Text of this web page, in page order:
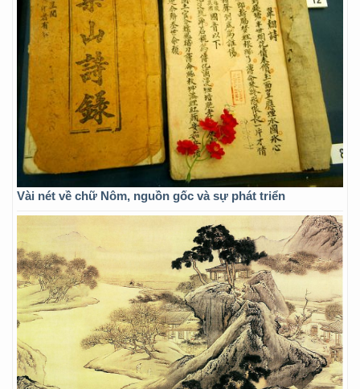
Vài nét về chữ Nôm, nguồn gốc và sự phát triển